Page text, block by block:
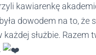
kawiarenkę
dowodem na to,
każdej służbie.